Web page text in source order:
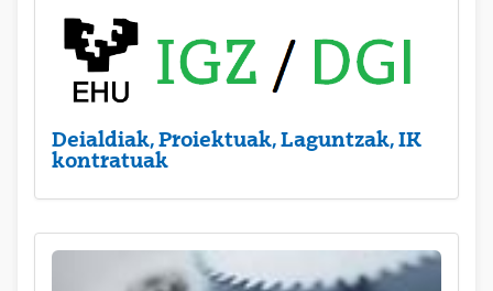
Deialdiak, Proiektuak, Laguntzak, IK
kontratuak